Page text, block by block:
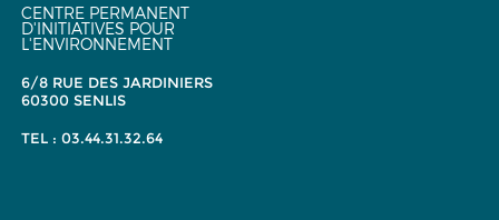
CENTRE PERMANENT
D'INITIATIVES POUR
L'ENVIRONNEMENT
6/8 RUE DES JARDINIERS
60300 SENLIS
TEL : 03.44.31.32.64